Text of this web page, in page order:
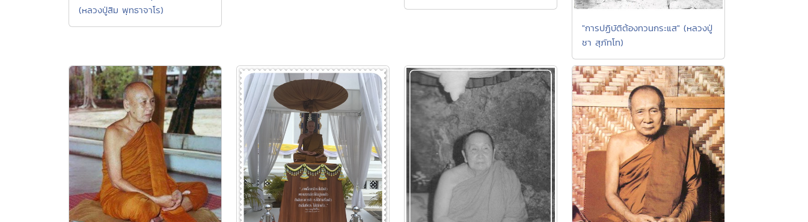
(หลวงปู่สิม พุทธาจาโร)
"การปฏิบัติต้องทวนกระแส" (หลวงปู่
ชา สุภัทโท)